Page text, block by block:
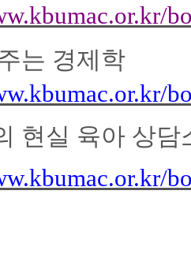
는 경제학
현실 육아 상담